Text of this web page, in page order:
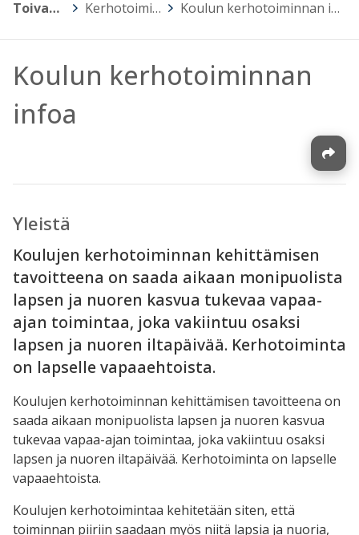
Toivakka Kerhotoiminta > Koulun kerhotoiminnan infoa
Koulun kerhotoiminnan
infoa
Yleistä
Koulujen kerhotoiminnan kehittämisen
tavoitteena on saada aikaan monipuolista
lapsen ja nuoren kasvua tukevaa vapaa-
ajan toimintaa, joka vakiintuu osaksi
lapsen ja nuoren iltapäivää. Kerhotoiminta
on lapselle vapaaehtoista.
Koulujen kerhotoiminnan kehittämisen tavoitteena on
saada aikaan monipuolista lapsen ja nuoren kasvua
tukevaa vapaa-ajan toimintaa, joka vakiintuu osaksi
lapsen ja nuoren iltapäivää. Kerhotoiminta on lapselle
vapaaehtoista.
Koulujen kerhotoimintaa kehitetään siten, että
toiminnan piiriin saadaan myös niitä lapsia ja nuoria,